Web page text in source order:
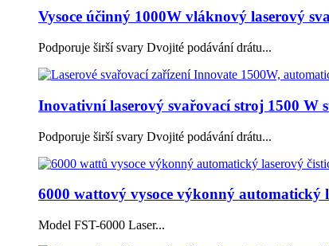
Vysoce účinný 1000W vláknový laserový
Podporuje širší svary Dvojité podávání drátu...
Inovativní laserový svařovací stroj 1500 W
Podporuje širší svary Dvojité podávání drátu...
6000 wattový vysoce výkonný automatický
Model FST-6000 Laser...